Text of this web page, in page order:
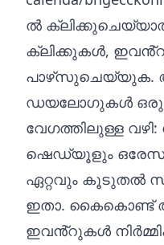
ൽ
ക്ലിക്കുകൾ,
പാഴ്‌സുചെയ്യുക.
ഡയലോഗുകൾ ഒരു
വേഗത്തിലുള്ള
ഷെഡ്യൂളും
ഏറ്റവും കൂടുതൽ
ഇതാ.
ഇവൻ്റുകൾ